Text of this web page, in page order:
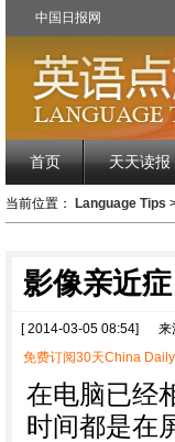
中国日报网
首页 天天读报
当前位置： Language Tips
影像亲近
[ 2014-03-05 08:54]
来
免费订阅30天China
在电脑已经
时间都是在